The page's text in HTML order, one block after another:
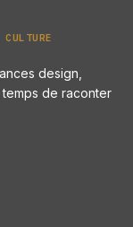
design,
de raconter